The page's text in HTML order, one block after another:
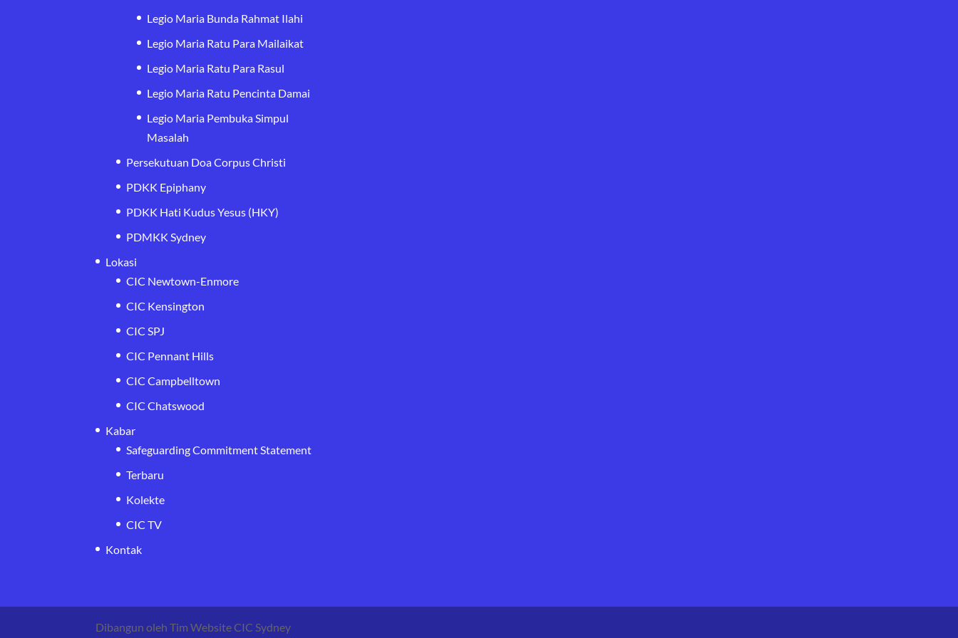
Legio Maria Bunda Rahmat Ilahi
Legio Maria Ratu Para Mailaikat
Legio Maria Ratu Para Rasul
Legio Maria Ratu Pencinta Damai
Legio Maria Pembuka Simpul
Masalah
Persekutuan Doa Corpus Christi
PDKK Epiphany
PDKK Hati Kudus Yesus (HKY)
PDMKK Sydney
Lokasi
CIC Newtown-Enmore
CIC Kensington
CIC SPJ
CIC Pennant Hills
CIC Campbelltown
CIC Chatswood
Kabar
Safeguarding Commitment Statement
Terbaru
Kolekte
CIC TV
Kontak
Dibangun oleh Tim Website CIC Sydney